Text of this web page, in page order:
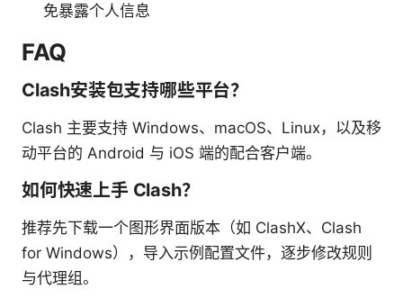
免暴露个人信息
FAQ
Clash安装包支持哪些平台？
Clash 主要支持 Windows、macOS、Linux，以及移
动平台的 Android 与 iOS 端的配合客户端。
如何快速上手 Clash？
推荐先下载一个图形界面版本（如 ClashX、Clash
for Windows），导入示例配置文件，逐步修改规则
与代理组。